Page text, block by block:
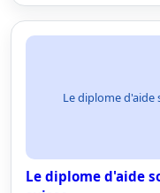
Le diplome d'aide
Le diplome d'aide